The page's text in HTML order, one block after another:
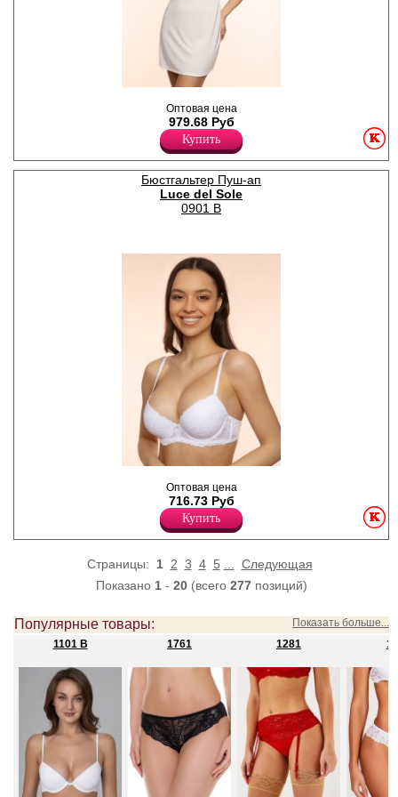
с микрофиброй,
полуприлегающий силуэт,
бретели тонкие
регулируемые.
Полиамид 90%
Эластан 10%
Оптовая цена
979.68 Руб
Купить
Бюстгальтер Пуш-ап
Luce del Sole
0901 B
кружевной с Push-Up
эффектом (гелевый), пояс на
микрофибре. Бретели
регулируются по длине,
несъемные.
Эластан 10%
Оптовая цена
716.73 Руб
Купить
Страницы: 1 2 3 4 5
Следующая
Показано 1- 20(всего 277позиций)
Популярные товары:
Показать больше...
1101 B
1761 1281